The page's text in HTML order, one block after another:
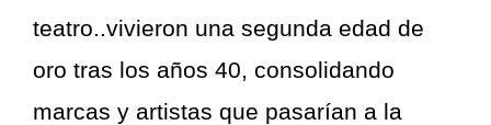
teatro..vivieron una segunda edad de
oro tras los años 40, consolidando
marcas y artistas que pasarían a la